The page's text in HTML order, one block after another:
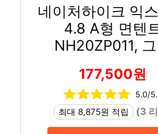
네이처하이크 익
4.8 A형 면텐
NH20ZP011,
177,500원
5.0/
최대 8,875원 적립
(3